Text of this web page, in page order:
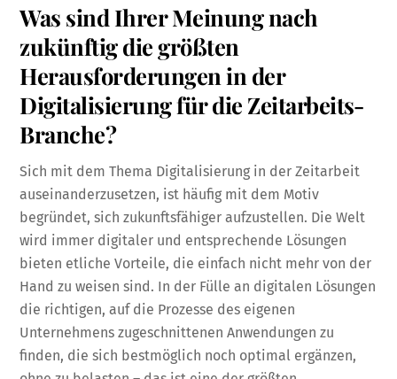
Was sind Ihrer Meinung nach
zukünftig die größten
Herausforderungen in der
Digitalisierung für die Zeitarbeits-
Branche?
Sich mit dem Thema Digitalisierung in der Zeitarbeit
auseinanderzusetzen, ist häufig mit dem Motiv
begründet, sich zukunftsfähiger aufzustellen. Die Welt
wird immer digitaler und entsprechende Lösungen
bieten etliche Vorteile, die einfach nicht mehr von der
Hand zu weisen sind. In der Fülle an digitalen Lösungen
die richtigen, auf die Prozesse des eigenen
Unternehmens zugeschnittenen Anwendungen zu
finden, die sich bestmöglich noch optimal ergänzen,